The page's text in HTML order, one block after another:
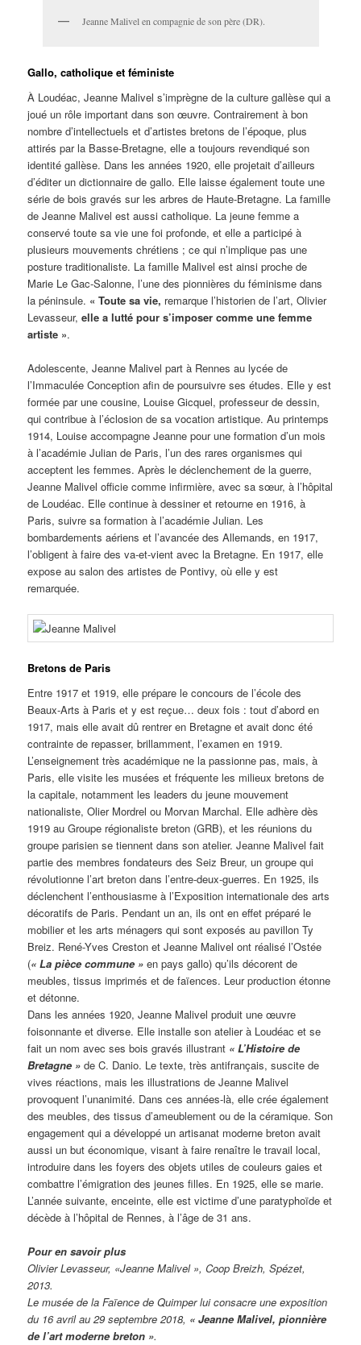
Jeanne Malivel en compagnie de son père (DR).
Gallo, catholique et féministe
À Loudéac, Jeanne Malivel s’imprègne de la culture gallèse qui a
joué un rôle important dans son œuvre. Contrairement à bon
nombre d’intellectuels et d’artistes bretons de l’époque, plus
attirés par la Basse-Bretagne, elle a toujours revendiqué son
identité gallèse. Dans les années 1920, elle projetait d’ailleurs
d’éditer un dictionnaire de gallo. Elle laisse également toute une
série de bois gravés sur les arbres de Haute-Bretagne. La famille
de Jeanne Malivel est aussi catholique. La jeune femme a
conservé toute sa vie une foi profonde, et elle a participé à
plusieurs mouvements chrétiens ; ce qui n’implique pas une
posture traditionaliste. La famille Malivel est ainsi proche de
Marie Le Gac-Salonne, l’une des pionnières du féminisme dans
la péninsule. « Toute sa vie, remarque l’historien de l’art, Olivier
Levasseur, elle a lutté pour s’imposer comme une femme
artiste ».
Adolescente, Jeanne Malivel part à Rennes au lycée de
l’Immaculée Conception afin de poursuivre ses études. Elle y est
formée par une cousine, Louise Gicquel, professeur de dessin,
qui contribue à l’éclosion de sa vocation artistique. Au printemps
1914, Louise accompagne Jeanne pour une formation d’un mois
à l’académie Julian de Paris, l’un des rares organismes qui
acceptent les femmes. Après le déclenchement de la guerre,
Jeanne Malivel officie comme infirmière, avec sa sœur, à l’hôpital
de Loudéac. Elle continue à dessiner et retourne en 1916, à
Paris, suivre sa formation à l’académie Julian. Les
bombardements aériens et l’avancée des Allemands, en 1917,
l’obligent à faire des va-et-vient avec la Bretagne. En 1917, elle
expose au salon des artistes de Pontivy, où elle y est
remarquée.
Bretons de Paris
Entre 1917 et 1919, elle prépare le concours de l’école des
Beaux-Arts à Paris et y est reçue… deux fois : tout d’abord en
1917, mais elle avait dû rentrer en Bretagne et avait donc été
contrainte de repasser, brillamment, l’examen en 1919.
L’enseignement très académique ne la passionne pas, mais, à
Paris, elle visite les musées et fréquente les milieux bretons de
la capitale, notamment les leaders du jeune mouvement
nationaliste, Olier Mordrel ou Morvan Marchal. Elle adhère dès
1919 au Groupe régionaliste breton (GRB), et les réunions du
groupe parisien se tiennent dans son atelier. Jeanne Malivel fait
partie des membres fondateurs des Seiz Breur, un groupe qui
révolutionne l’art breton dans l’entre-deux-guerres. En 1925, ils
déclenchent l’enthousiasme à l’Exposition internationale des arts
décoratifs de Paris. Pendant un an, ils ont en effet préparé le
mobilier et les arts ménagers qui sont exposés au pavillon Ty
Breiz. René-Yves Creston et Jeanne Malivel ont réalisé l’Ostée
(« La pièce commune » en pays gallo) qu’ils décorent de
meubles, tissus imprimés et de faïences. Leur production étonne
et détonne.
Dans les années 1920, Jeanne Malivel produit une œuvre
foisonnante et diverse. Elle installe son atelier à Loudéac et se
fait un nom avec ses bois gravés illustrant « L’Histoire de
Bretagne » de C. Danio. Le texte, très antifrançais, suscite de
vives réactions, mais les illustrations de Jeanne Malivel
provoquent l’unanimité. Dans ces années-là, elle crée également
des meubles, des tissus d’ameublement ou de la céramique. Son
engagement qui a développé un artisanat moderne breton avait
aussi un but économique, visant à faire renaître le travail local,
introduire dans les foyers des objets utiles de couleurs gaies et
combattre l’émigration des jeunes filles. En 1925, elle se marie.
L’année suivante, enceinte, elle est victime d’une paratyphoïde et
décède à l’hôpital de Rennes, à l’âge de 31 ans.
Pour en savoir plus
Olivier Levasseur, «Jeanne Malivel », Coop Breizh, Spézet,
2013.
Le musée de la Faïence de Quimper lui consacre une exposition
du 16 avril au 29 septembre 2018, « Jeanne Malivel, pionnière
de l’art moderne breton ».